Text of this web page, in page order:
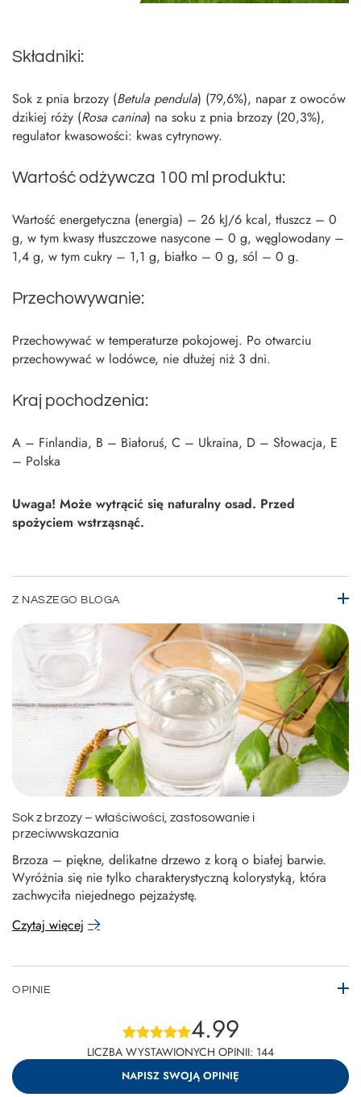
Składniki:
Sok z pnia brzozy (Betula pendula) (79,6%), napar z owoców
dzikiej róży (Rosa canina) na soku z pnia brzozy (20,3%),
regulator kwasowości: kwas cytrynowy.
Wartość odżywcza 100 ml produktu:
Wartość energetyczna (energia) – 26 kJ/6 kcal, tłuszcz – 0
g, w tym kwasy tłuszczowe nasycone – 0 g, węglowodany –
1,4 g, w tym cukry – 1,1 g, białko – 0 g, sól – 0 g.
Przechowywanie:
Przechowywać w temperaturze pokojowej. Po otwarciu
przechowywać w lodówce, nie dłużej niż 3 dni.
Kraj pochodzenia:
A – Finlandia, B – Białoruś, C – Ukraina, D – Słowacja, E
– Polska
Uwaga! Może wytrącić się naturalny osad. Przed
spożyciem wstrząsnąć.
Z NASZEGO BLOGA
Sok z brzozy – właściwości, zastosowanie i
przeciwwskazania
Brzoza – piękne, delikatne drzewo z korą o białej barwie.
Wyróżnia się nie tylko charakterystyczną kolorystyką, która
zachwyciła niejednego pejzażystę.
Czytaj więcej
OPINIE
4.99
LICZBA WYSTAWIONYCH OPINII: 144
NAPISZ SWOJĄ OPINIĘ